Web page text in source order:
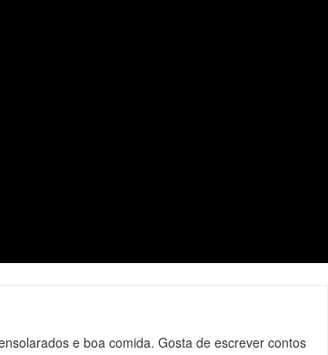
e boa comida. Gosta de escrever contos